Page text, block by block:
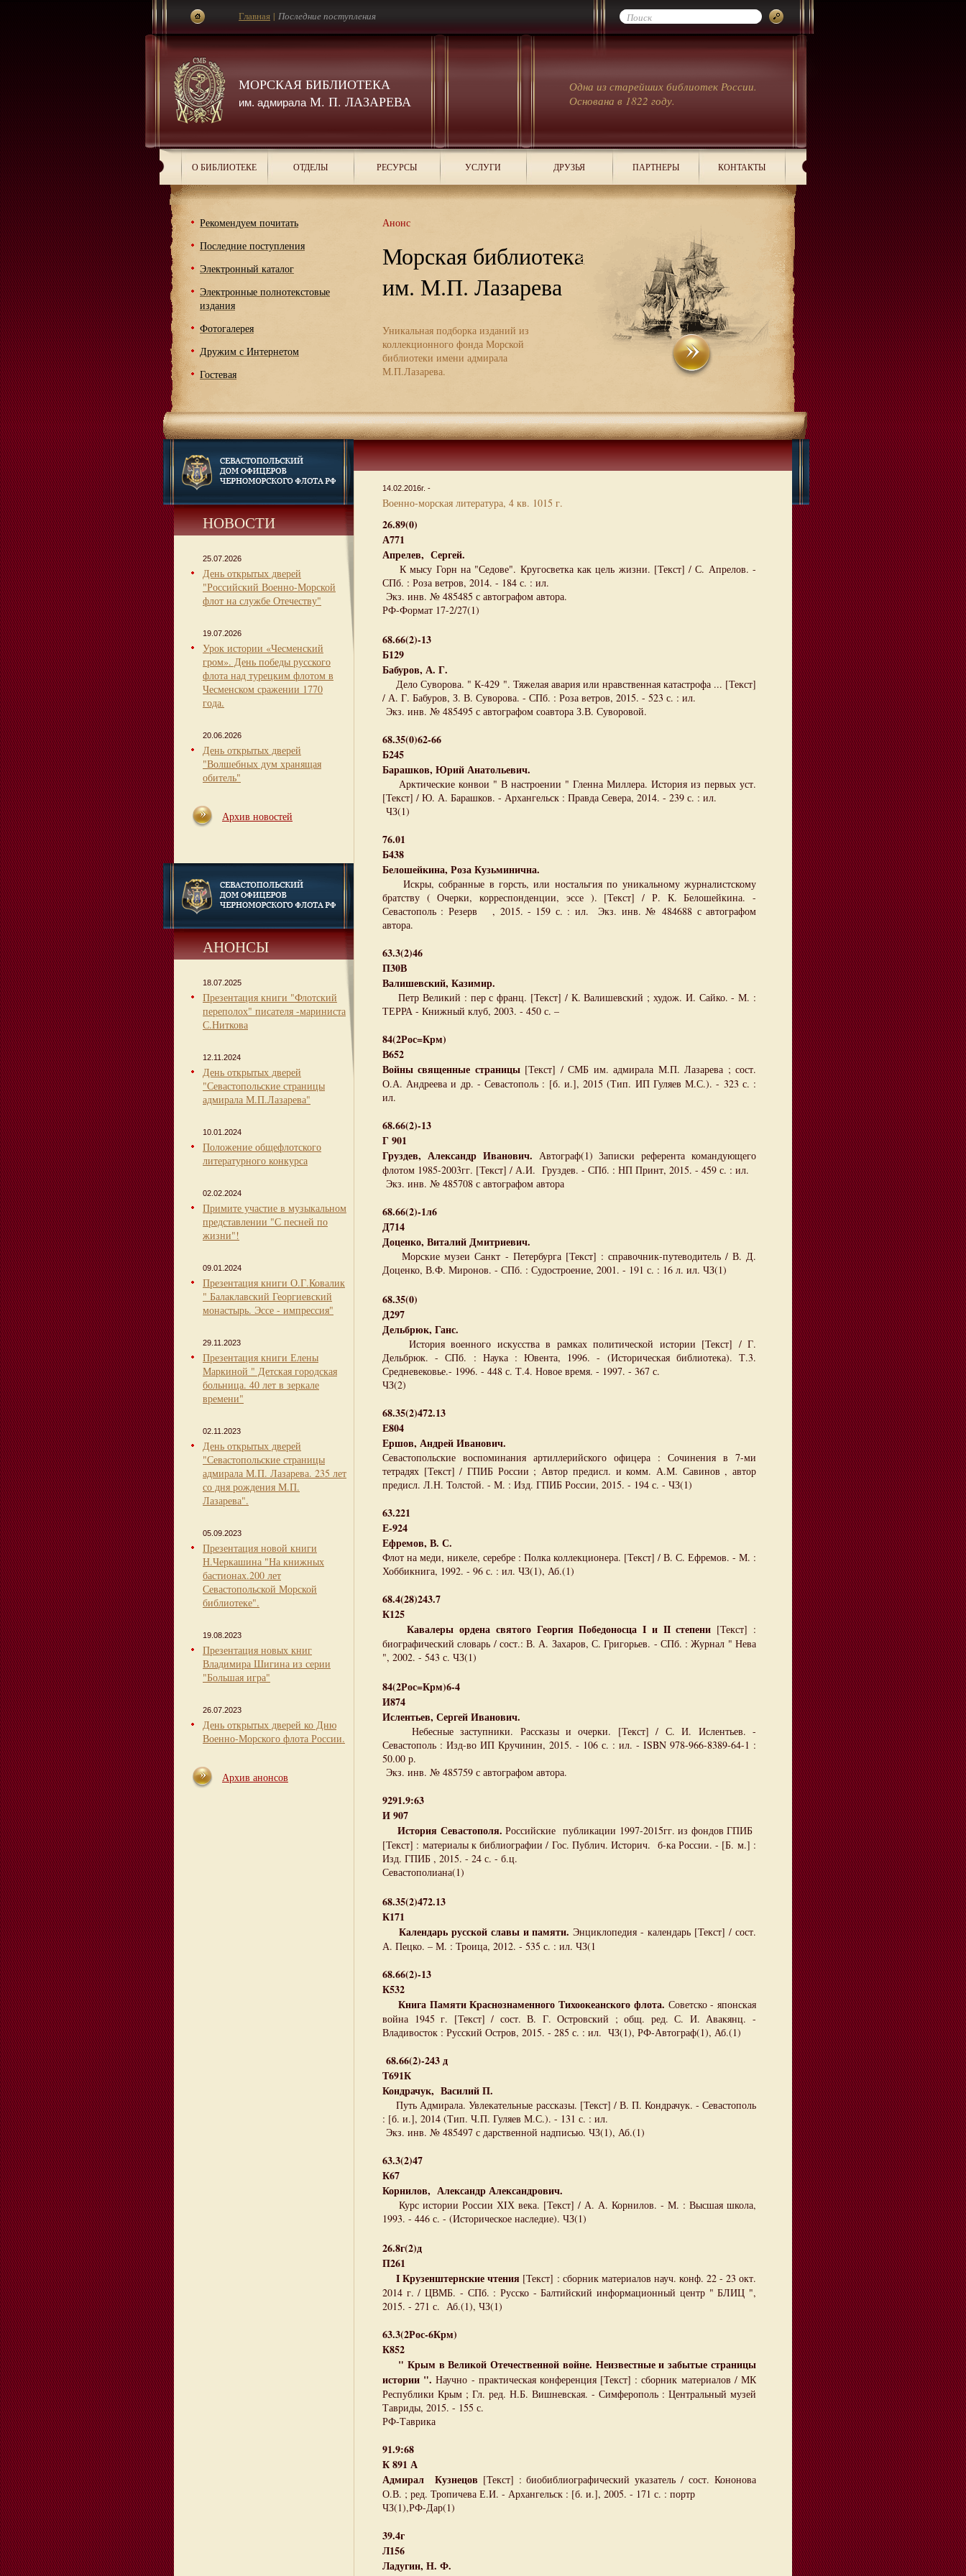
МОРСКАЯ БИБЛИОТЕКА
им. адмиралаМ. П. ЛАЗАРЕВА
Одна из старейших библиотек России.
Основана в 1822 году.
Главная | Последние поступления
О БИБЛИОТЕКЕ ОТДЕЛЫ РЕСУРСЫ УСЛУГИ ДРУЗЬЯ ПАРТНЕРЫ КОНТАКТЫ
Рекомендуем почитать
Последние поступления
Электронный каталог
Электронные полнотекстовые
издания
Фотогалерея
Дружим с Интернетом
Гостевая
Анонс
Морская библиотека
им. М.П. Лазарева
Уникальная подборка изданий из
коллекционного фонда Морской
библиотеки имени адмирала
М.П.Лазарева.
НОВОСТИ
25.07.2026
День открытых дверей
"Российский Военно-Морской
флот на службе Отечеству"
19.07.2026
Урок истории «Чесменский
гром». День победы русского
флота над турецким флотом в
Чесменском сражении 1770
года.
20.06.2026
День открытых дверей
"Волшебных дум хранящая
обитель"
Архив новостей
АНОНСЫ
18.07.2025
Презентация книги "Флотский
переполох" писателя -мариниста
С.Ниткова
12.11.2024
День открытых дверей
"Севастопольские страницы
адмирала М.П.Лазарева"
10.01.2024
Положение общефлотского
литературного конкурса
02.02.2024
Примите участие в музыкальном
представлении "С песней по
жизни"!
09.01.2024
Презентация книги О.Г.Ковалик
" Балаклавский Георгиевский
монастырь. Эссе - импрессия"
29.11.2023
Презентация книги Елены
Маркиной " Детская городская
больница. 40 лет в зеркале
времени"
02.11.2023
День открытых дверей
"Севастопольские страницы
адмирала М.П. Лазарева. 235 лет
со дня рождения М.П.
Лазарева".
05.09.2023
Презентация новой книги
Н.Черкашина "На книжных
бастионах.200 лет
Севастопольской Морской
библиотеке".
19.08.2023
Презентация новых книг
Владимира Шигина из серии
"Большая игра"
26.07.2023
День открытых дверей ко Дню
Военно-Морского флота России.
Архив анонсов
14.02.2016г. -
Военно-морская литература, 4 кв. 1015 г.
26.89(0)
А771
Апрелев, Сергей.
К мысу Горн на "Седове". Кругосветка как цель жизни. [Текст] / С. Апрелов. -
СПб. : Роза ветров, 2014. - 184 с. : ил.
Экз. инв. № 485485 с автографом автора.
РФ-Формат 17-2/27(1)
68.66(2)-13
Б129
Бабуров, А. Г.
Дело Суворова. " К-429 ". Тяжелая авария или нравственная катастрофа ... [Текст]
/ А. Г. Бабуров, З. В. Суворова. - СПб. : Роза ветров, 2015. - 523 с. : ил.
Экз. инв. № 485495 с автографом соавтора З.В. Суворовой.
68.35(0)62-66
Б245
Барашков, Юрий Анатольевич.
Арктические конвои " В настроении " Гленна Миллера. История из первых уст.
[Текст] / Ю. А. Барашков. - Архангельск : Правда Севера, 2014. - 239 с. : ил.
ЧЗ(1)
76.01
Б438
Белошейкина, Роза Кузьминична.
Искры, собранные в горсть, или ностальгия по уникальному журналистскому
братству ( Очерки, корреспонденции, эссе ). [Текст] / Р. К. Белошейкина. -
Севастополь : Резерв , 2015. - 159 с. : ил. Экз. инв. № 484688 с автографом
автора.
63.3(2)46
П30В
Валишевский, Казимир.
Петр Великий : пер с франц. [Текст] / К. Валишевский ; худож. И. Сайко. - М. :
ТЕРРА - Книжный клуб, 2003. - 450 с. –
84(2Рос=Крм)
В652
Войны священные страницы [Текст] / СМБ им. адмирала М.П. Лазарева ; сост.
О.А. Андреева и др. - Севастополь : [б. и.], 2015 (Тип. ИП Гуляев М.С.). - 323 с. :
ил.
68.66(2)-13
Г 901
Груздев, Александр Иванович. Автограф(1) Записки референта командующего
флотом 1985-2003гг. [Текст] / А.И. Груздев. - СПб. : НП Принт, 2015. - 459 с. : ил.
Экз. инв. № 485708 с автографом автора
68.66(2)-1л6
Д714
Доценко, Виталий Дмитриевич.
Морские музеи Санкт - Петербурга [Текст] : справочник-путеводитель / В. Д.
Доценко, В.Ф. Миронов. - СПб. : Судостроение, 2001. - 191 с. : 16 л. ил. ЧЗ(1)
68.35(0)
Д297
Дельбрюк, Ганс.
История военного искусства в рамках политической истории [Текст] / Г.
Дельбрюк. - СПб. : Наука : Ювента, 1996. - (Историческая библиотека). Т.3.
Средневековье.- 1996. - 448 с. Т.4. Новое время. - 1997. - 367 с.
ЧЗ(2)
68.35(2)472.13
Е804
Ершов, Андрей Иванович.
Севастопольские воспоминания артиллерийского офицера : Сочинения в 7-ми
тетрадях [Текст] / ГПИБ России ; Автор предисл. и комм. А.М. Савинов , автор
предисл. Л.Н. Толстой. - М. : Изд. ГПИБ России, 2015. - 194 с. - ЧЗ(1)
63.221
Е-924
Ефремов, В. С.
Флот на меди, никеле, серебре : Полка коллекционера. [Текст] / В. С. Ефремов. - М. :
Хоббикнига, 1992. - 96 с. : ил. ЧЗ(1), Аб.(1)
68.4(28)243.7
К125
Кавалеры ордена святого Георгия Победоносца I и II степени [Текст] :
биографический словарь / сост.: В. А. Захаров, С. Григорьев. - СПб. : Журнал " Нева
", 2002. - 543 с. ЧЗ(1)
84(2Рос=Крм)6-4
И874
Ислентьев, Сергей Иванович.
Небесные заступники. Рассказы и очерки. [Текст] / С. И. Ислентьев. -
Севастополь : Изд-во ИП Кручинин, 2015. - 106 с. : ил. - ISBN 978-966-8389-64-1 :
50.00 р.
Экз. инв. № 485759 с автографом автора.
9291.9:63
И 907
История Севастополя. Российские публикации 1997-2015гг. из фондов ГПИБ
[Текст] : материалы к библиографии / Гос. Публич. Историч. б-ка России. - [Б. м.] :
Изд. ГПИБ , 2015. - 24 с. - б.ц.
Севастополиана(1)
68.35(2)472.13
К171
Календарь русской славы и памяти. Энциклопедия - календарь [Текст] / сост.
А. Пецко. – М. : Троица, 2012. - 535 с. : ил. ЧЗ(1
68.66(2)-13
К532
Книга Памяти Краснознаменного Тихоокеанского флота. Советско - японская
война 1945 г. [Текст] / сост. В. Г. Островский ; общ. ред. С. И. Авакянц. -
Владивосток : Русский Остров, 2015. - 285 с. : ил. ЧЗ(1), РФ-Автограф(1), Аб.(1)
68.66(2)-243 д
Т691К
Кондрачук, Василий П.
Путь Адмирала. Увлекательные рассказы. [Текст] / В. П. Кондрачук. - Севастополь
: [б. и.], 2014 (Тип. Ч.П. Гуляев М.С.). - 131 с. : ил.
Экз. инв. № 485497 с дарственной надписью. ЧЗ(1), Аб.(1)
63.3(2)47
К67
Корнилов, Александр Александрович.
Курс истории России ХIХ века. [Текст] / А. А. Корнилов. - М. : Высшая школа,
1993. - 446 с. - (Историческое наследие). ЧЗ(1)
26.8г(2)д
П261
I Крузенштернские чтения [Текст] : сборник материалов науч. конф. 22 - 23 окт.
2014 г. / ЦВМБ. - СПб. : Русско - Балтийский информационный центр " БЛИЦ ",
2015. - 271 с. Аб.(1), ЧЗ(1)
63.3(2Рос-6Крм)
К852
" Крым в Великой Отечественной войне. Неизвестные и забытые страницы
истории ". Научно - практическая конференция [Текст] : сборник материалов / МК
Республики Крым ; Гл. ред. Н.Б. Вишневская. - Симферополь : Центральный музей
Тавриды, 2015. - 155 с.
РФ-Таврика
91.9:68
К 891 А
Адмирал Кузнецов [Текст] : биобиблиографический указатель / сост. Кононова
О.В. ; ред. Тропичева Е.И. - Архангельск : [б. и.], 2005. - 171 с. : портр
ЧЗ(1),РФ-Дар(1)
39.4г
Л156
Ладугин, Н. Ф.